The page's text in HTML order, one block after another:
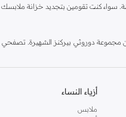
سواء كنت تقومين بتجديد خزانة
دوروثي بيركنز الشهيرة. تصفحي
أزياء النساء
ملابس